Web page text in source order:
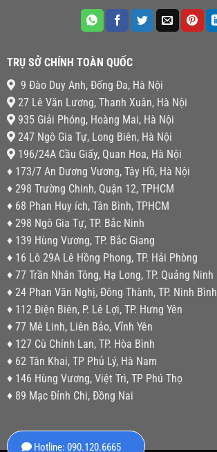
TRỤ SỞ CHÍNH TOÀN QUỐC
9 Đào Duy Anh, Đống Đa, Hà Nội
27 Lê Văn Lương, Thanh Xuân, Hà Nội
935 Giải Phóng, Hoàng Mai, Hà Nội
247 Ngô Gia Tự, Long Biên, Hà Nội
196/24A Cầu Giấy, Quan Hoa, Hà Nội
♦ 173/7 An Dương Vương, Tây Hồ, Hà Nội
♦ 298 Trường Chinh, Quận 12, TPHCM
♦ 68 Phan Huy ích, Tân Bình, TPHCM
♦ 298 Ngô Gia Tự, TP. Bắc Ninh
♦ 139 Hùng Vương, TP. Bắc Giang
♦ 16 Lô 29A Lê Hồng Phong, TP. Hải Phòng
♦ 77 Trần Nhân Tông, Hạ Long, TP. Quảng Ninh
♦ 24 Phan Văn Nghị, Đông Thành, TP. Ninh Bình
♦ 112 Điện Biên, P. Lê Lợi, TP. Hưng Yên
♦ 77 Mê Linh, Liên Bảo, Vĩnh Yên
♦ 127 Cù Chính Lan, TP. Hòa Bình
♦ 62 Tân Khai, TP Phủ Lý, Hà Nam
♦ 146 Hùng Vương, Việt Trì, TP Phú Thọ
♦ 89 Mạc Đỉnh Chi, Đồng Nai
Hotline: 090.120.6665